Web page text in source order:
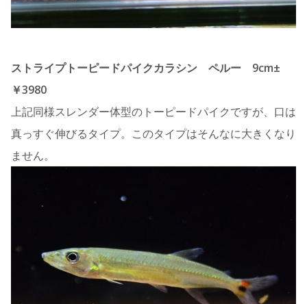
ストライプトーピードパイクカラシン ペルー 9cm±
￥3980
上記同様スレンダー体型のトーピードパイクですが、口は
真っすぐ伸びるタイプ。このタイプはそんなに大きくなり
ません。